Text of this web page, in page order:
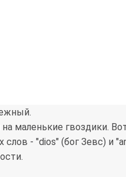
маленькие гвоздики.
слов - "dios" (бог Зевс) и